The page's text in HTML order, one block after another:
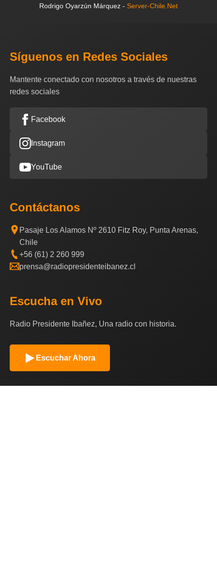
Rodrigo Oyarzún Márquez - Server-Chile.Net
Síguenos en Redes Sociales
Mantente conectado con nosotros a través de nuestras
redes sociales
Facebook
Instagram
YouTube
Contáctanos
Pasaje Los Alamos Nº 2610 Fitz Roy, Punta Arenas,
Chile
+56 (61) 2 260 999
prensa@radiopresidenteibanez.cl
Escucha en Vivo
Radio Presidente Ibañez, Una radio con historia.
Escuchar Ahora